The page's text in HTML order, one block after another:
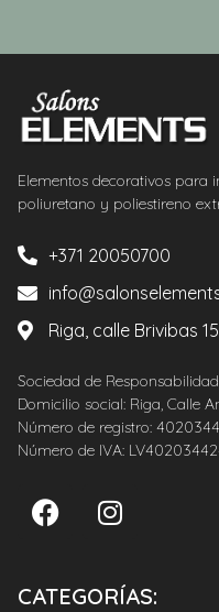
Elementos decorativos
poliuretano y poliestireno
+371 20050700
Riga, calle Brivibas
Sociedad de
Domicilio social: Riga, Calle
Número de registro:
Número de IVA:
CATEGORÍAS: